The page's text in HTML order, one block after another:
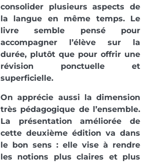
consolider plusieurs aspects de
la langue en même temps. Le
livre semble pensé pour
accompagner l’élève sur la
durée, plutôt que pour offrir une
révision ponctuelle et
superficielle.
On apprécie aussi la dimension
très pédagogique de l’ensemble.
La présentation améliorée de
cette deuxième édition va dans
le bon sens : elle vise à rendre
les notions plus claires et plus